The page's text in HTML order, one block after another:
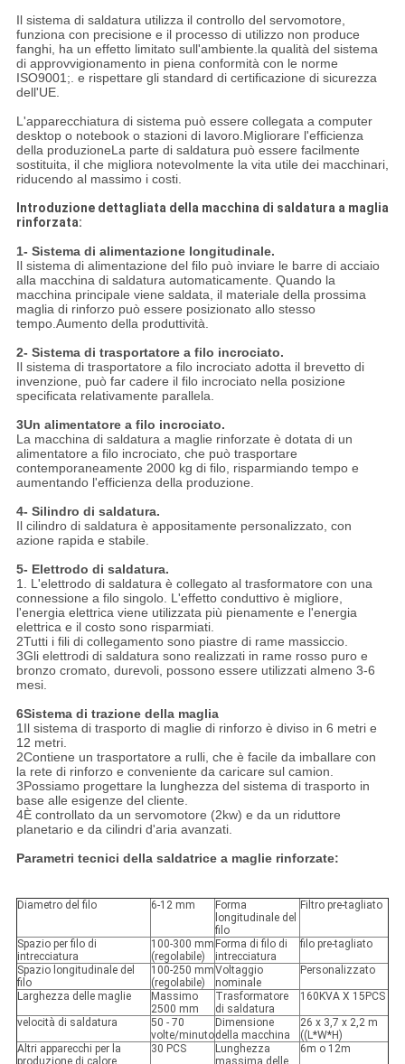
Il sistema di saldatura utilizza il controllo del servomotore,
funziona con precisione e il processo di utilizzo non produce
fanghi, ha un effetto limitato sull'ambiente.la qualità del sistema
di approvvigionamento in piena conformità con le norme
ISO9001;. e rispettare gli standard di certificazione di sicurezza
dell'UE.
L'apparecchiatura di sistema può essere collegata a computer
desktop o notebook o stazioni di lavoro.Migliorare l'efficienza
della produzioneLa parte di saldatura può essere facilmente
sostituita, il che migliora notevolmente la vita utile dei macchinari,
riducendo al massimo i costi.
Introduzione dettagliata della macchina di saldatura a maglia
rinforzata:
1- Sistema di alimentazione longitudinale.
Il sistema di alimentazione del filo può inviare le barre di acciaio
alla macchina di saldatura automaticamente. Quando la
macchina principale viene saldata, il materiale della prossima
maglia di rinforzo può essere posizionato allo stesso
tempo.Aumento della produttività.
2- Sistema di trasportatore a filo incrociato.
Il sistema di trasportatore a filo incrociato adotta il brevetto di
invenzione, può far cadere il filo incrociato nella posizione
specificata relativamente parallela.
3Un alimentatore a filo incrociato.
La macchina di saldatura a maglie rinforzate è dotata di un
alimentatore a filo incrociato, che può trasportare
contemporaneamente 2000 kg di filo, risparmiando tempo e
aumentando l'efficienza della produzione.
4- Silindro di saldatura.
Il cilindro di saldatura è appositamente personalizzato, con
azione rapida e stabile.
5- Elettrodo di saldatura.
1. L'elettrodo di saldatura è collegato al trasformatore con una
connessione a filo singolo. L'effetto conduttivo è migliore,
l'energia elettrica viene utilizzata più pienamente e l'energia
elettrica e il costo sono risparmiati.
2Tutti i fili di collegamento sono piastre di rame massiccio.
3Gli elettrodi di saldatura sono realizzati in rame rosso puro e
bronzo cromato, durevoli, possono essere utilizzati almeno 3-6
mesi.
6Sistema di trazione della maglia
1Il sistema di trasporto di maglie di rinforzo è diviso in 6 metri e
12 metri.
2Contiene un trasportatore a rulli, che è facile da imballare con
la rete di rinforzo e conveniente da caricare sul camion.
3Possiamo progettare la lunghezza del sistema di trasporto in
base alle esigenze del cliente.
4È controllato da un servomotore (2kw) e da un riduttore
planetario e da cilindri d'aria avanzati.
Parametri tecnici della saldatrice a maglie rinforzate:
Diametro del filo 6-12 mm
Forma
longitudinale del
filo
Filtro pre-tagliato
Spazio per filo di
intrecciatura
100-300 mm
(regolabile)
Forma di filo di
intrecciatura
filo pre-tagliato
Spazio longitudinale del
filo
100-250 mm
(regolabile)
Voltaggio
nominale
Personalizzato
Larghezza delle maglie
Massimo
2500 mm
Trasformatore
di saldatura
160KVA X 15PCS
velocità di saldatura
50 - 70
volte/minuto
Dimensione
della macchina
26 x 3,7 x 2,2 m
((L*W*H)
Altri apparecchi per la
30 PCS
Lunghezza
6m o 12m